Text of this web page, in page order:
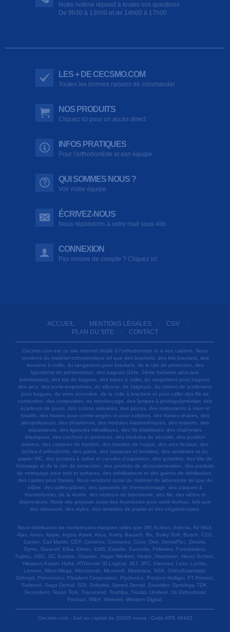
Notre hotline répond à toutes vos questions
De 9h30 à 13h00 et de 14h00 à 17h00
LES + DE CECSMO.COM
Toutes les bonnes raisons de commander
NOS PRODUITS
Cliquez ici pour un accès direct
INFOS PRATIQUES
Pour l'orthodontiste et son équipe
QUI SOMMES NOUS ?
Voir notre équipe
ÉCRIVEZ-NOUS
Nous répondons à votre mail sous 48h
CONNEXION
Pas encore de compte ? Cliquez ici
ACCUEIL - MENTIONS LÉGALES - CGV -
PLAN DU SITE - CONTACT
Cecsmo.com est un site internet dédié à l'orthodontiste et à son cabinet. Nous
vendons du matériel orthodontique tel que des brackets, des kits brackets, des
boutons à coller, du rangement pour brackets, de la cire de protection, des
typodonts de présentation, des bagues (1ère, 2ème molaires ainsi que
prémolaires), des kits de bagues, des tubes à coller, du rangement pour bagues,
des arcs, des porte-empreintes, du silicone, de l'alginate, du ciment de scellement
pour bagues, du verre ionomère, de la colle à brackets et pour coller des fils de
contention, des composites, du mordançage, des lampes à photopolymériser, des
écarteurs de joues, des cotons salivaires, des pinces, des instruments à main et
rotatifs, des fraises pour contre-angles et pour turbines, des fraises résines, des
aéropolisseurs, des détartreurs, des modules élastomériques, des ressorts, des
séparateurs, des ligatures métalliques, des fils élastiques, des chaînettes
élastiques, des crochets et potences, des modules de sécurité, des position
trainers, des casques de traction, des bandes de nuque, des arcs faciaux, des
boîtes d'orthodontie, des gants, des masques et lunettes, des serviettes et du
papier WC, des pompes à salive et canules d'aspiration, des gobelets, des kits de
brossage et de la cire de protection, des produits de décontamination, des produits
de nettoyage pour sols et surfaces, des stérilisateurs et des gaines de stérilisation,
des cardes pour fraises. Nous vendons aussi du matériel de laboratoire tel que du
plâtre, des tailles-plâtres, des appareils de thermoformage, des plaques à
thermoformer, de la résine, des moteurs de laboratoire, des fils, des vérins et
disjoncteurs. Notre site propose aussi des fournitures pour votre bureau, tels que
des classeurs, des stylos, des ramettes de papier et des négatoscopes.
Nous distribuons de nombreuses marques telles que 3M, Acteon, Adenta, Air Wick,
Ajax, Anios, Apple, Argos, Astek, Asus, Avery, Bausch, Bic, Bulky Soft, Busch, C2G,
Canon, Carl Martin, CEP, Cominox, Contacez, Coxo, Deb, DentaFloc, Devolo,
Dymo, Duracell, Elba, Elmex, EMS, Esselte, Euronda, Fellowes, Forestadent,
Fujitsu, GBC, GC Europe, Glassex, Hager Werken, Harpic, Hartmann, Henry Schein,
Heraeus Kulzer, Hubit, HTDental, ID-Logical, J&T, JPC, Kleenex, Leitz, Loctite,
Lenovo, Micro-Mega, Microbrush, Microsoft, Myobrace, NSK, OrthoEssentials,
Orthopli, Plantronics, Plasdent Corporation, Plydentco, Prodont Holliger, PT Protect,
Safetool, Saga Dental, SDI, Sobytek, Speed Dental, Staedtler, Synology, TDK,
Tecnodent, Tesan Tork, Transcend, Toshiba, Trodat, Unident, Us Orthodontic
Product, W&H, Wehmer, Western Digital.
Cecsmo.com - Sarl au capital de 10000 euros - Code APE 4646Z